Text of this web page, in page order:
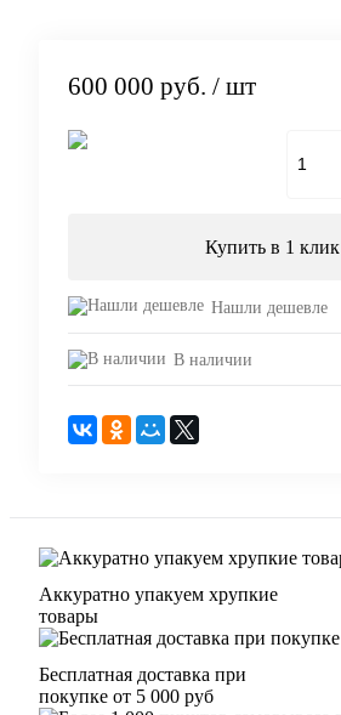
600 000 руб. / шт
Купить в 1 клик
Нашли дешевле
В наличии
Аккуратно упакуем хрупкие
товары
Бесплатная доставка при
покупке от 5 000 руб